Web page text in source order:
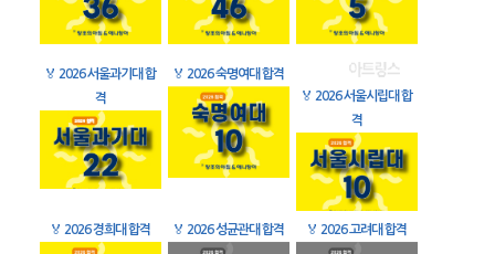
🏅 2026 서울과기대 합
격
🏅 2026 숙명여대 합격
🏅 2026 서울시립대 합
격
🏅 2026 경희대 합격 🏅 2026 성균관대 합격 🏅 2026 고려대 합격